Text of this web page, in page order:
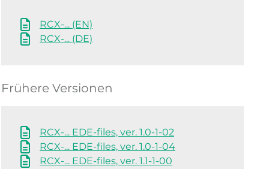
RCX-... (EN)
RCX-... (DE)
Frühere Versionen
RCX-... EDE-files, ver. 1.0-1-02
RCX-... EDE-files, ver. 1.0-1-04
RCX-... EDE-files, ver. 1.1-1-00